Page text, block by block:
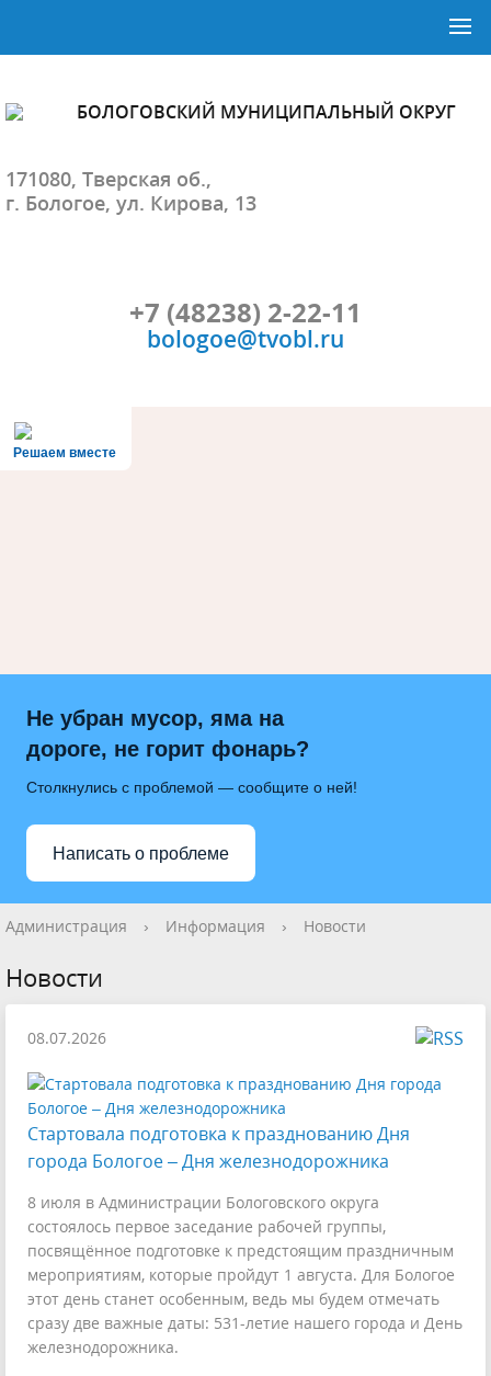
БОЛОГОВСКИЙ МУНИЦИПАЛЬНЫЙ ОКРУГ
171080, Тверская об.,
г. Бологое, ул. Кирова, 13
+7 (48238) 2-22-11
bologoe@tvobl.ru
Решаем вместе
Не убран мусор, яма на
дороге, не горит фонарь?
Столкнулись с проблемой — сообщите о ней!
Написать о проблеме
Администрация › Информация › Новости
Новости
08.07.2026
Стартовала подготовка к празднованию Дня
города Бологое – Дня железнодорожника
8 июля в Администрации Бологовского округа
состоялось первое заседание рабочей группы,
посвящённое подготовке к предстоящим праздничным
мероприятиям, которые пройдут 1 августа. Для Бологое
этот день станет особенным, ведь мы будем отмечать
сразу две важные даты: 531-летие нашего города и День
железнодорожника.